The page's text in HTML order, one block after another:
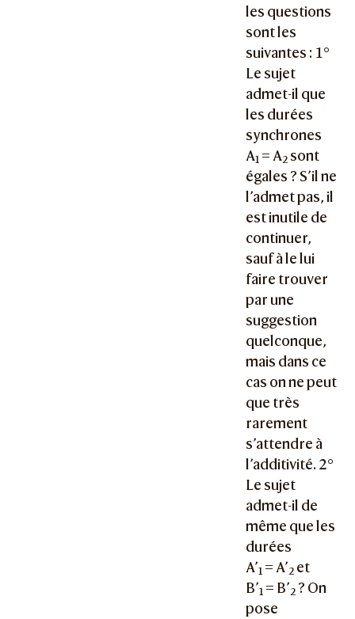
les questions
sont les
suivantes : 1°
Le sujet
admet-il que
les durées
synchrones
A1 = A2 sont
égales ? S’il ne
l’admet pas, il
est inutile de
continuer,
sauf à le lui
faire trouver
par une
suggestion
quelconque,
mais dans ce
cas on ne peut
que très
rarement
s’attendre à
l’additivité. 2°
Le sujet
admet-il de
même que les
durées
A’1 = A’2 et
B’1 = B’2 ? On
pose